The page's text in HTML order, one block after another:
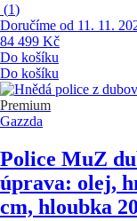
(1)
Doručíme od 11. 11.
84 499 Kč
Do košíku
Do košíku
Premium
Gazzda
Police MuZ
úprava: olej,
cm, hloubka